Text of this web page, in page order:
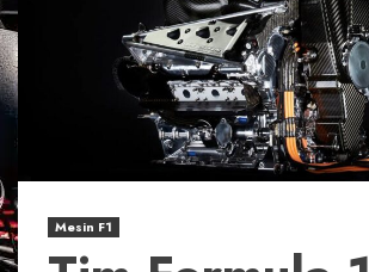
Mesin F1